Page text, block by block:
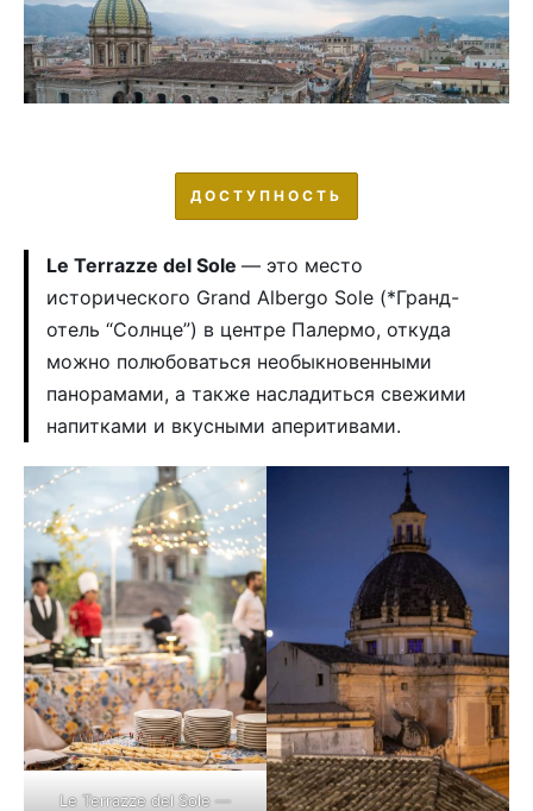
ДОСТУПНОСТЬ
Le Terrazze del Sole — это место
исторического Grand Albergo Sole (*Гранд-
отель “Солнце”) в центре Палермо, откуда
можно полюбоваться необыкновенными
панорамами, а также насладиться свежими
напитками и вкусными аперитивами.
Le Terrazze del Sole —